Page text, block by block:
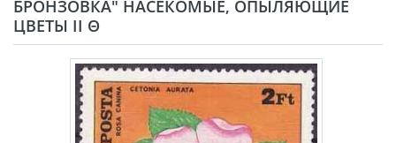
БРОНЗОВКА" НАСЕКОМЫЕ, ОПЫЛЯЮЩИЕ
ЦВЕТЫ II Θ